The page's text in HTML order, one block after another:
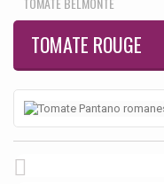
TOMATE ROUGE